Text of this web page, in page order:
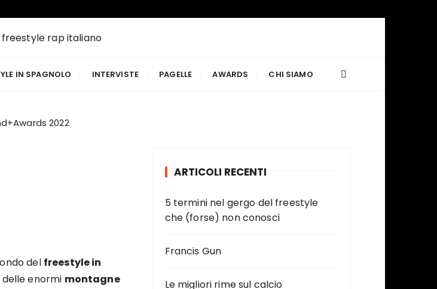
IN SPAGNOLO INTERVISTE PAGELLE AWARDS CHI SIAMO
2022
del freestyle in
enormi montagne
ARTICOLI RECENTI
5 termini nel gergo del freestyle
che (forse) non conosci
Francis Gun
Le migliori rime sul calcio